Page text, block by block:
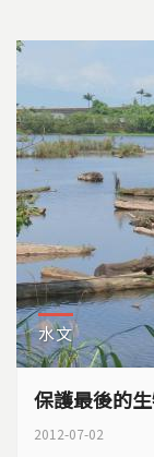
水文
保護最後的
2012-07-02